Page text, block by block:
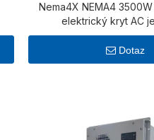
Nema4X NEMA4 3500W
elektrický kryt AC
Dotaz